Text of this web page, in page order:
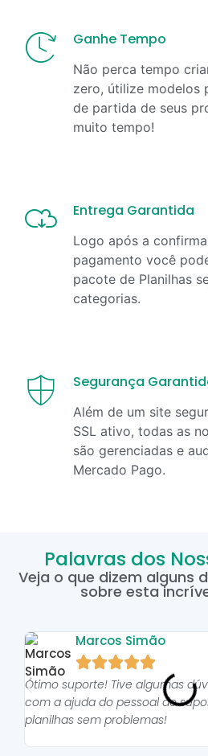
Ganhe Tempo
Não perca tempo
zero, útilize modelos
de partida de seus
muito tempo!
Entrega Garantida
Logo após a
pagamento você
pacote de Planilhas
categorias.
Segurança
Além de um site
SSL ativo, todas as
são gerenciadas e
Mercado Pago.
Palavras dos
Veja o que dizem alguns
sobre esta
Marcos Simão

Ótimo suporte! Tive algumas
com a ajuda do pessoal do
planilhas sem problemas!